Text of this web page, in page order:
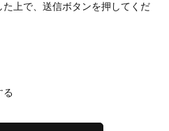
た上で、送信ボタンを押してくだ
る